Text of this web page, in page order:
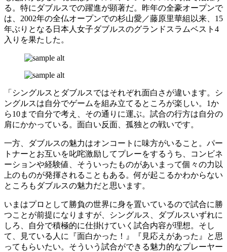
る。特にダブルスでの躍進が顕著だ。昨年の全豪オープンで
は、2002年の全仏オープンでの杉山愛／藤原里華組以来、15
年ぶりとなる日本人女子ダブルスのグランドスラムベスト4
入りを果たした。
「シングルスとダブルスではそれぞれ面白さが違います。シ
ングルスは自分でゲームを組み立てるところが楽しい。1か
ら10まで自分で考え、その通りに運ぶ。試合の行方は自分の
肩にかかっている。面白い反面、孤独との戦いです。
一方、ダブルスの魅力はオンコートに味方がいること。パー
トナーとお互いを叱咤激励してプレーをするうち、コンビネ
ーションや経験値、そういったものがあいまって個々の力以
上のものが発揮されることもある。何が起こるかわからない
ところもダブルスの魅力だと思います。
いまはプロとして勝負の世界に身を置いているので試合に勝
つことが前提になりますが、シングルス、ダブルスいずれに
しろ、自分で積極的に仕掛けていく試合内容が理想。そし
て、見ている人に『面白かった！』『見応えがあった』と思
ってもらいたい。そういう試合ができる魅力的なプレーヤー